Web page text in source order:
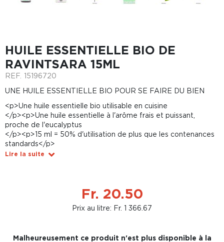
HUILE ESSENTIELLE BIO DE
RAVINTSARA 15ML
REF. 15196720
UNE HUILE ESSENTIELLE BIO POUR SE FAIRE DU BIEN
<p>Une huile essentielle bio utilisable en cuisine
</p><p>Une huile essentielle à l'arôme frais et puissant,
proche de l'eucalyptus
</p><p>15 ml = 50% d'utilisation de plus que les contenances
standards</p>
Lire la suite
Fr. 20.50
Prix au litre: Fr. 1 366.67
Malheureusement ce produit n'est plus disponible à la